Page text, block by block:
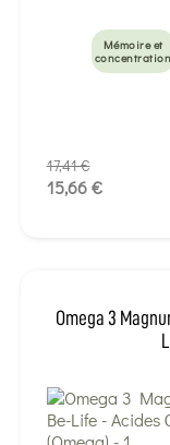
Mémoire et
concentration
17,41 €
15,66 €
Omega 3